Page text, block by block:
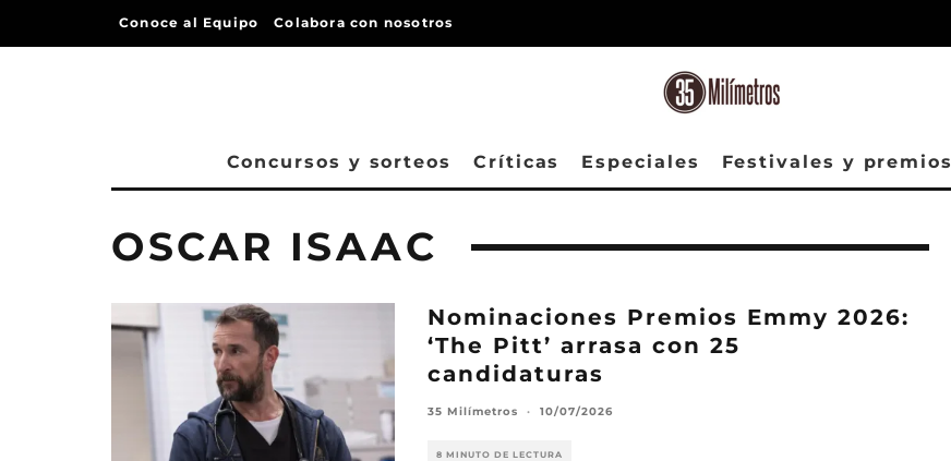
Conoce al Equipo Colabora con nosotros
Concursos y sorteos Críticas Especiales Festivales y premios
OSCAR ISAAC
Nominaciones Premios Emmy 2026:
‘The Pitt’ arrasa con 25
candidaturas
35 Milímetros · 10/07/2026
8 MINUTO DE LECTURA